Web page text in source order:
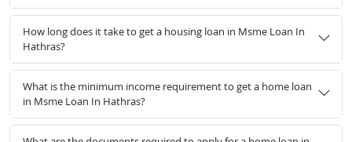
How long does it take to get a housing loan in Msme Loan In
Hathras?
What is the minimum income requirement to get a home loan
in Msme Loan In Hathras?